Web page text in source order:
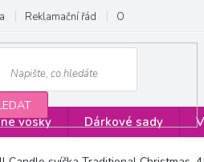
Reklamační řád Obchodní podmínky
vosky Dárkové sady